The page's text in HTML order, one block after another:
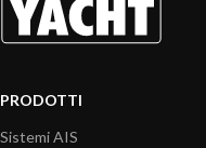
PRODOTTI
Sistemi AIS